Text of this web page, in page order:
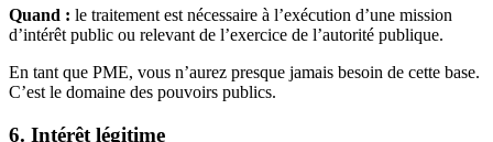
Quand : le traitement est nécessaire à l’exécution d’une mission
d’intérêt public ou relevant de l’exercice de l’autorité publique.
En tant que PME, vous n’aurez presque jamais besoin de cette base.
C’est le domaine des pouvoirs publics.
6. Intérêt légitime